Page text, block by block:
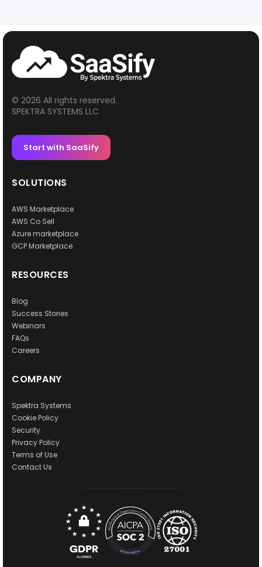
© 2026 All rights reserved.
SPEKTRA SYSTEMS LLC
Start with SaaSify
SOLUTIONS
AWS Marketplace
AWS Co Sell
Azure marketplace
GCP Marketplace
RESOURCES
Blog
Success Stories
Webinars
FAQs
Careers
COMPANY
Spektra Systems
Cookie Policy
Security
Privacy Policy
Terms of Use
Contact Us